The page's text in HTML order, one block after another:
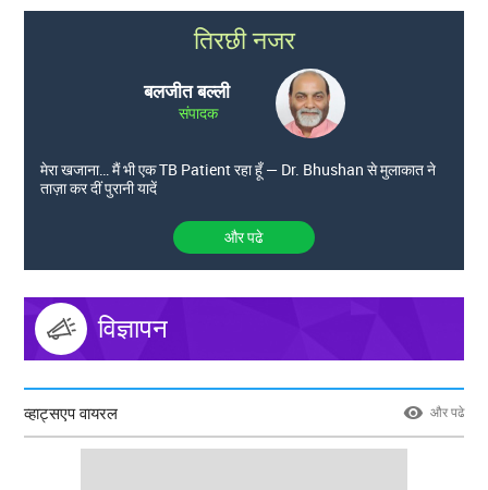
तिरछी नजर
बलजीत बल्ली
संपादक
मेरा खजाना… मैं भी एक TB Patient रहा हूँ — Dr. Bhushan से मुलाकात ने
ताज़ा कर दीं पुरानी यादें
और पढे
विज्ञापन
व्हाट्सएप वायरल और पढे